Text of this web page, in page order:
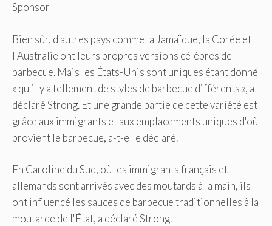
Sponsor
Bien sûr, d'autres pays comme la Jamaïque, la Corée et
l'Australie ont leurs propres versions célèbres de
barbecue. Mais les États-Unis sont uniques étant donné
« qu'il y a tellement de styles de barbecue différents », a
déclaré Strong. Et une grande partie de cette variété est
grâce aux immigrants et aux emplacements uniques d'où
provient le barbecue, a-t-elle déclaré.
En Caroline du Sud, où les immigrants français et
allemands sont arrivés avec des moutards à la main, ils
ont influencé les sauces de barbecue traditionnelles à la
moutarde de l'État, a déclaré Strong.